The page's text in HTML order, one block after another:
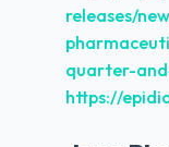
releases/
quarter-
https://